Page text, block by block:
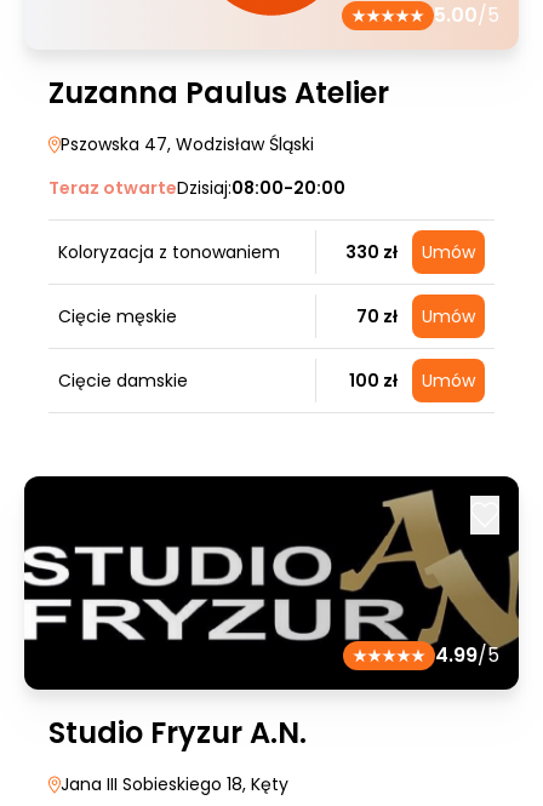
5.00/5
Zuzanna Paulus Atelier
Pszowska 47, Wodzisław Śląski
Teraz otwarteDzisiaj:08:00-20:00
Koloryzacja z tonowaniem 330 zł Umów
Cięcie męskie 70 zł Umów
Cięcie damskie 100 zł Umów
4.99/5
Studio Fryzur A.N.
Jana III Sobieskiego 18, Kęty